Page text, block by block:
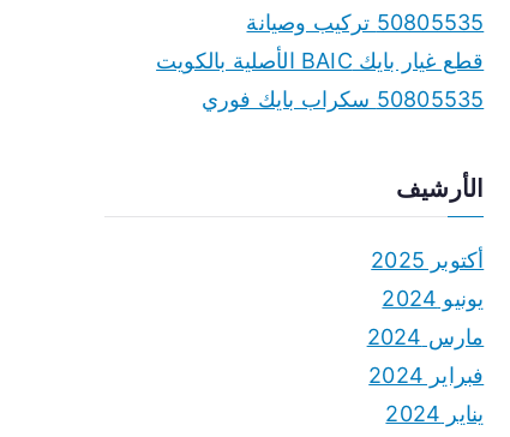
50805535 تركيب وصيانة
قطع غيار بايك BAIC الأصلية بالكويت
50805535 سكراب بايك فوري
الأرشيف
أكتوبر 2025
يونيو 2024
مارس 2024
فبراير 2024
يناير 2024